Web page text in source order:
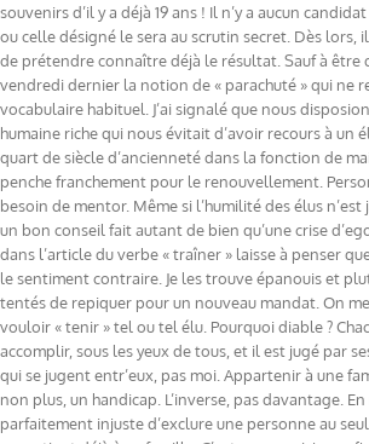
souvenirs d’il y a déjà 19 ans ! Il n’y a aucun
ou celle désigné le sera au scrutin secret. Dès lors,
de prétendre connaître déjà le résultat. Sauf à être
vendredi dernier la notion de « parachuté » qui ne
vocabulaire habituel. J’ai signalé que nous
humaine riche qui nous évitait d’avoir recours à un
quart de siècle d’ancienneté dans la fonction de
penche franchement pour le renouvellement.
besoin de mentor. Même si l’humilité des élus
un bon conseil fait autant de bien qu’une crise
dans l’article du verbe « traîner » laisse à penser
le sentiment contraire. Je les trouve épanouis et
tentés de repiquer pour un nouveau mandat. On
vouloir « tenir » tel ou tel élu. Pourquoi diable ?
accomplir, sous les yeux de tous, et il est jugé par
qui se jugent entr’eux, pas moi. Appartenir à une
non plus, un handicap. L’inverse, pas davantage.
parfaitement injuste d’exclure une personne au